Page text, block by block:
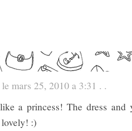
le mars 25, 2010 a 3:31 . .
a princess! The dress and
:)